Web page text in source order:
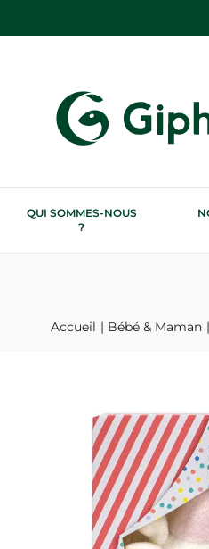
QUI SOMMES-NOUS
?
Accueil Bébé & Maman